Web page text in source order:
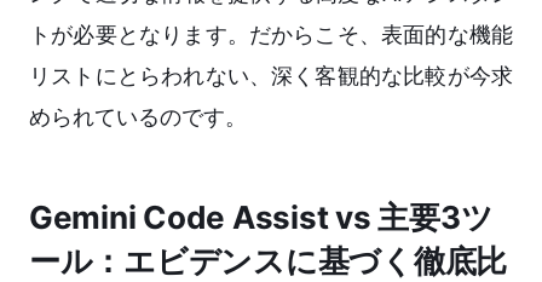
トが必要となります。だからこそ、表面的な機能
リストにとらわれない、深く客観的な比較が今求
められているのです。
Gemini Code Assist vs 主要3ツ
ール：エビデンスに基づく徹底比